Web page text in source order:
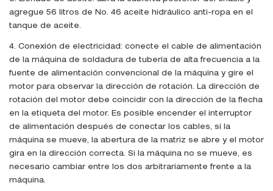
agregue 56 litros de No. 46 aceite hidráulico anti-ropa en el
tanque de aceite.
4. Conexión de electricidad: conecte el cable de alimentación
de la máquina de soldadura de tubería de alta frecuencia a la
fuente de alimentación convencional de la máquina y gire el
motor para observar la dirección de rotación. La dirección de
rotación del motor debe coincidir con la dirección de la flecha
en la etiqueta del motor. Es posible encender el interruptor
de alimentación después de conectar los cables, si la
máquina se mueve, la abertura de la matriz se abre y el motor
gira en la dirección correcta. Si la máquina no se mueve, es
necesario cambiar entre los dos arbitrariamente frente a la
máquina.